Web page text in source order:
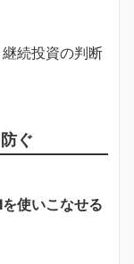
続投資の判断
ぐ
使いこなせる